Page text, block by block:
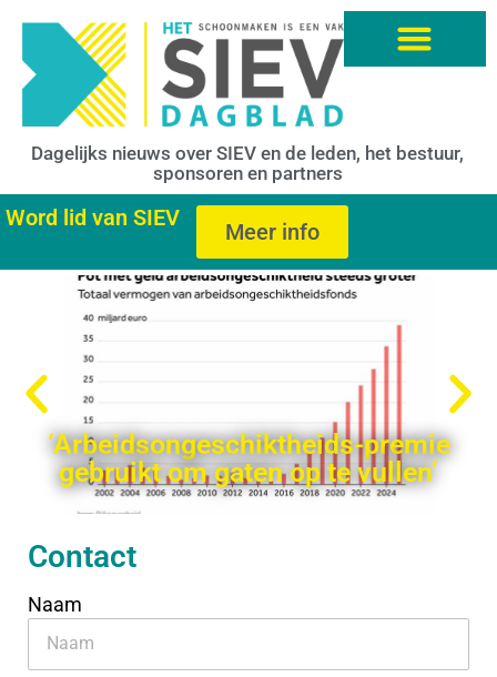
Dagelijks nieuws over SIEV en de leden, het bestuur,
sponsoren en partners
Word lid van SIEV
Meer info
‘Arbeidsongeschiktheids-premie
gebruikt om gaten op te vullen’
Contact
Naam